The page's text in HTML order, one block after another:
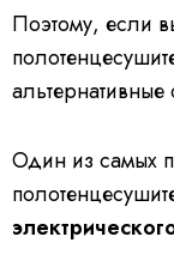
Поэтому, если
Один из самых